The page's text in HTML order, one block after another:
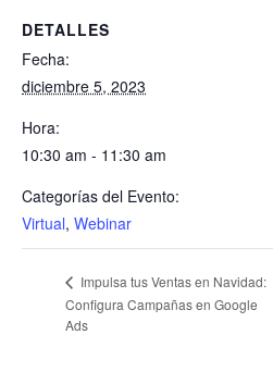
DETALLES
Fecha:
diciembre 5, 2023
Hora:
10:30 am - 11:30 am
Categorías del Evento:
Virtual, Webinar
Impulsa tus Ventas en Navidad:
Configura Campañas en Google
Ads